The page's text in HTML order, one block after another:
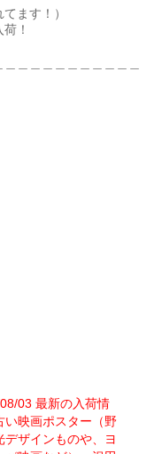
ます！）
！
03 最新の入荷情
い映画ポスター（野
デザインものや、ヨ